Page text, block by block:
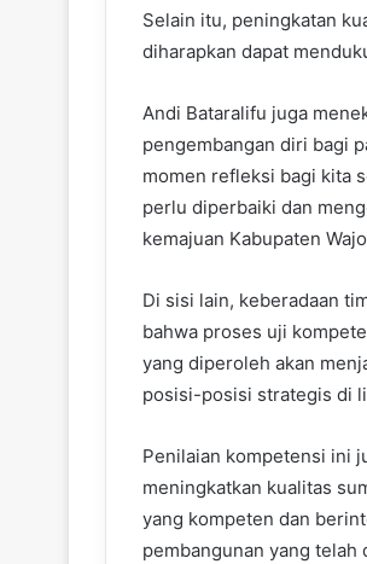
Selain itu, peningkatan
diharapkan dapat
Andi Bataralifu juga
pengembangan diri bagi
momen refleksi bagi kita
perlu diperbaiki dan
kemajuan Kabupaten
Di sisi lain, keberadaan
bahwa proses uji
yang diperoleh akan
posisi-posisi strategis di
Penilaian kompetensi ini
meningkatkan kualitas
yang kompeten dan
pembangunan yang